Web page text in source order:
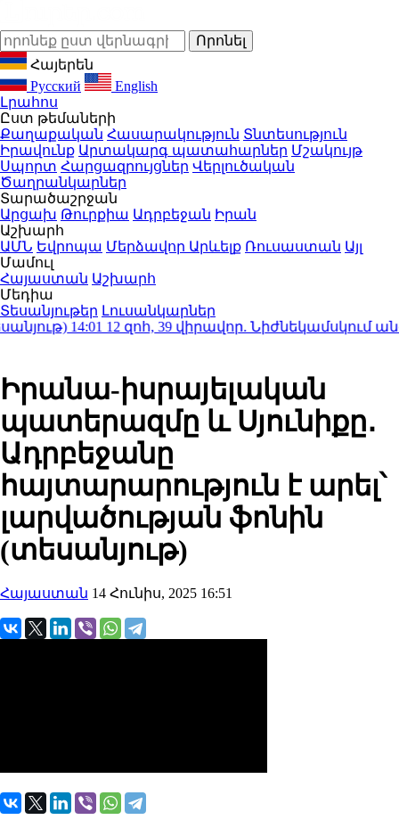
Հայերեն
Русский
English
Լրահոս
Ըստ թեմաների
Քաղաքական Հասարակություն Տնտեսություն
Իրավունք Արտակարգ պատահարներ Մշակույթ
Սպորտ Հարցազրույցներ Վերլուծական
Ծաղրանկարներ
Տարածաշրջան
Արցախ Թուրքիա Ադրբեջան Իրան
Աշխարհ
ԱՄՆ Եվրոպա Մերձավոր Արևելք Ռուսաստան Այլ
Մամուլ
Հայաստան Աշխարհ
Մեդիա
Տեսանյութեր Լուսանկարներ
14:0112 զոհ, 39 վիրավոր. Նիժնեկամսկում
Իրանա-իսրայելական
պատերազմը և Սյունիքը․
Ադրբեջանը
հայտարարություն է արել՝
լարվածության ֆոնին
(տեսանյութ)
Հայաստան 14 Հունիս, 2025 16:51